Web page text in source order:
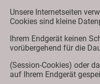
Unsere Internetseiten
Cookies sind kleine
Ihrem Endgerät keinen
vorübergehend für die
(Session-Cookies) oder
auf Ihrem Endgerät